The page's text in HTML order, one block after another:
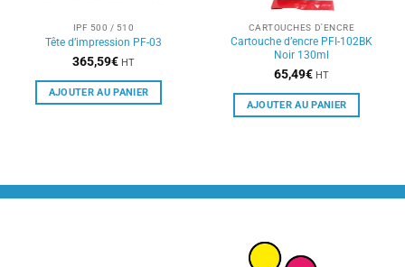
IPF 500 / 510
Tête d’impression PF-03
365,59€ HT
AJOUTER AU PANIER
CARTOUCHES D'ENCRE
Cartouche d’encre PFI-102BK
Noir 130ml
65,49€ HT
AJOUTER AU PANIER